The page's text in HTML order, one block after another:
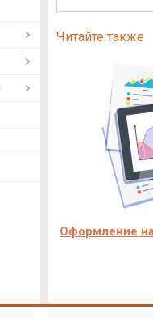
Читайте также
Оформление